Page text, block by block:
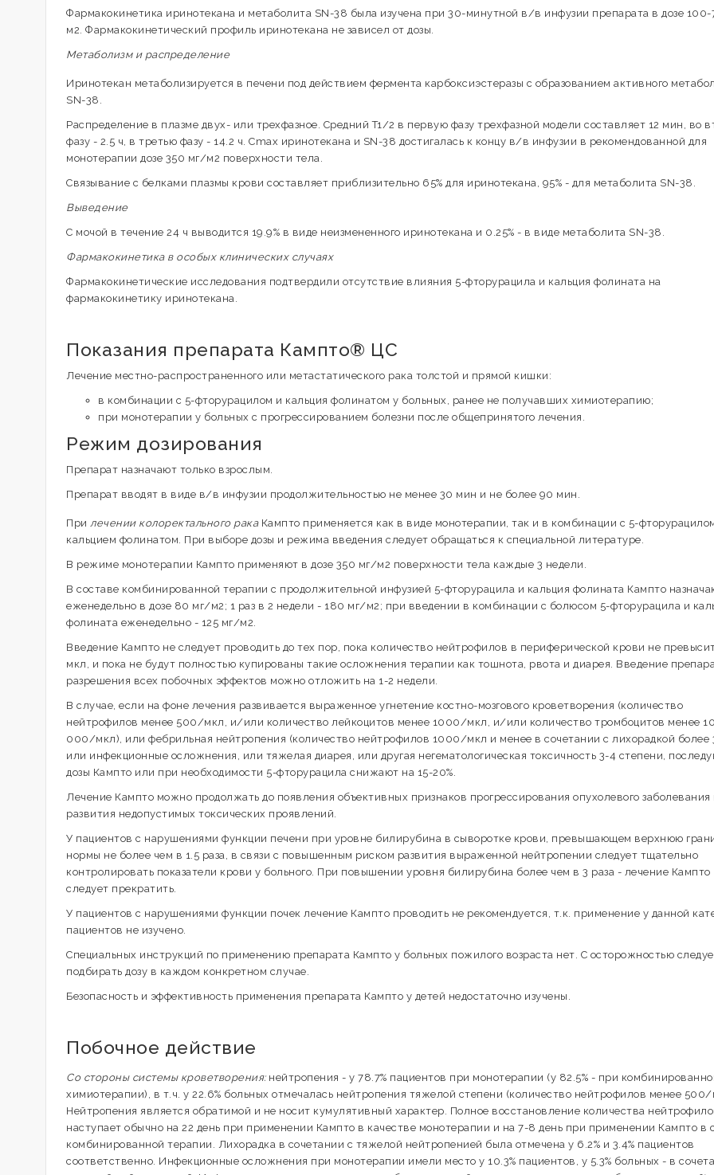
Фармакокинетика иринотекана и метаболита SN-38 была изучена при 30-минутной в/в инфузии препарата в дозе
м2. Фармакокинетический профиль иринотекана не зависел от дозы.
Метаболизм и распределение
Иринотекан метаболизируется в печени под действием фермента карбоксиэстеразы с образованием активного
SN-38.
Распределение в плазме двух- или трехфазное. Средний T1/2 в первую фазу трехфазной модели составляет 12 мин, во
фазу - 2.5 ч, в третью фазу - 14.2 ч. Cmax иринотекана и SN-38 достигалась к концу в/в инфузии в рекомендованной для
монотерапии дозе 350 мг/м2 поверхности тела.
Связывание с белками плазмы крови составляет приблизительно 65% для иринотекана, 95% - для метаболита SN-38.
Выведение
C мочой в течение 24 ч выводится 19.9% в виде неизмененного иринотекана и 0.25% - в виде метаболита SN-38.
Фармакокинетика в особых клинических случаях
Фармакокинетические исследования подтвердили отсутствие влияния 5-фторурацила и кальция фолината на
фармакокинетику иринотекана.
Показания препарата Кампто® ЦС
Лечение местно-распространенного или метастатического рака толстой и прямой кишки:
в комбинации с 5-фторурацилом и кальция фолинатом у больных, ранее не получавших химиотерапию;
при монотерапии у больных с прогрессированием болезни после общепринятого лечения.
Режим дозирования
Препарат назначают только взрослым.
Препарат вводят в виде в/в инфузии продолжительностью не менее 30 мин и не более 90 мин.
При лечении колоректального ракаКампто применяется как в виде монотерапии, так и в комбинации с 5-
кальцием фолинатом. При выборе дозы и режима введения следует обращаться к специальной литературе.
В режиме монотерапии Кампто применяют в дозе 350 мг/м2 поверхности тела каждые 3 недели.
В составе комбинированной терапии с продолжительной инфузией 5-фторурацила и кальция фолината Кампто
еженедельно в дозе 80 мг/м2; 1 раз в 2 недели - 180 мг/м2; при введении в комбинации с болюсом 5-фторурацила и
фолината еженедельно - 125 мг/м2.
Введение Кампто не следует проводить до тех пор, пока количество нейтрофилов в периферической крови не
мкл, и пока не будут полностью купированы такие осложнения терапии как тошнота, рвота и диарея. Введение
разрешения всех побочных эффектов можно отложить на 1-2 недели.
В случае, если на фоне лечения развивается выраженное угнетение костно-мозгового кроветворения (количество
нейтрофилов менее 500/мкл, и/или количество лейкоцитов менее 1000/мкл, и/или количество тромбоцитов менее
000/мкл), или фебрильная нейтропения (количество нейтрофилов 1000/мкл и менее в сочетании с лихорадкой более
или инфекционные осложнения, или тяжелая диарея, или другая негематологическая токсичность 3-4 степени,
дозы Кампто или при необходимости 5-фторурацила снижают на 15-20%.
Лечение Кампто можно продолжать до появления объективных признаков прогрессирования опухолевого заболевания
развития недопустимых токсических проявлений.
У пациентов с нарушениями функции печени при уровне билирубина в сыворотке крови, превышающем верхнюю
нормы не более чем в 1.5 раза, в связи с повышенным риском развития выраженной нейтропении следует тщательно
контролировать показатели крови у больного. При повышении уровня билирубина более чем в 3 раза - лечение Кампто
следует прекратить.
У пациентов с нарушениями функции почек лечение Кампто проводить не рекомендуется, т.к. применение у данной
пациентов не изучено.
Специальных инструкций по применению препарата Кампто у больных пожилого возраста нет. С осторожностью
подбирать дозу в каждом конкретном случае.
Безопасность и эффективность применения препарата Кампто у детей недостаточно изучены.
Побочное действие
Со стороны системы кроветворения:нейтропения - у 78.7% пациентов при монотерапии (у 82.5% - при
химиотерапии), в т.ч. у 22.6% больных отмечалась нейтропения тяжелой степени (количество нейтрофилов менее
Нейтропения является обратимой и не носит кумулятивный характер. Полное восстановление количества
наступает обычно на 22 день при применении Кампто в качестве монотерапии и на 7-8 день при применении Кампто в
комбинированной терапии. Лихорадка в сочетании с тяжелой нейтропенией была отмечена у 6.2% и 3.4% пациентов
соответственно. Инфекционные осложнения при монотерапии имели место у 10.3% пациентов, у 5.3% больных - в